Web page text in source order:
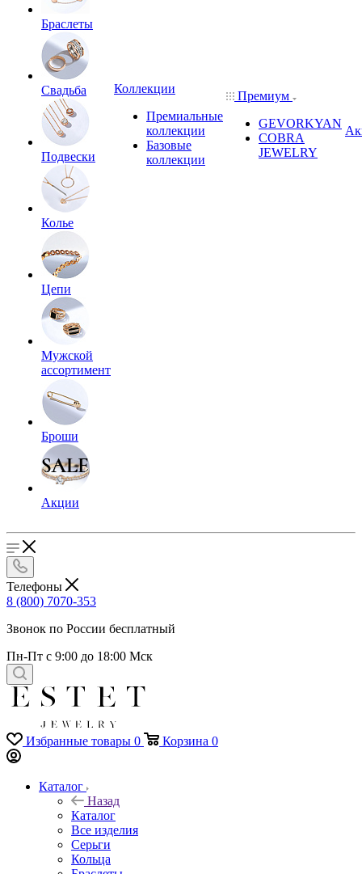
Браслеты
Свадьба
Подвески
Колье
Цепи
Мужской
ассортимент
Броши
Акции
Коллекции
Премиальные
коллекции
Базовые
коллекции
Премиум
GEVORKYAN
COBRA
JEWELRY
Телефоны
8 (800) 7070-353
Звонок по России бесплатный
Пн-Пт с 9:00 до 18:00 Мск
Избранные товары 0 Корзина 0
Каталог
Назад
Каталог
Все изделия
Серьги
Кольца